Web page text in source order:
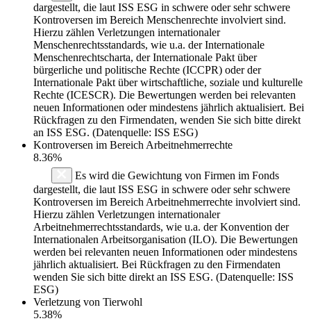
dargestellt, die laut ISS ESG in schwere oder sehr schwere
Kontroversen im Bereich Menschenrechte involviert sind.
Hierzu zählen Verletzungen internationaler
Menschenrechtsstandards, wie u.a. der Internationale
Menschenrechtscharta, der Internationale Pakt über
bürgerliche und politische Rechte (ICCPR) oder der
Internationale Pakt über wirtschaftliche, soziale und kulturelle
Rechte (ICESCR). Die Bewertungen werden bei relevanten
neuen Informationen oder mindestens jährlich aktualisiert. Bei
Rückfragen zu den Firmendaten, wenden Sie sich bitte direkt
an ISS ESG. (Datenquelle: ISS ESG)
Kontroversen im Bereich Arbeitnehmerrechte
8.36%
Es wird die Gewichtung von Firmen im Fonds
dargestellt, die laut ISS ESG in schwere oder sehr schwere
Kontroversen im Bereich Arbeitnehmerrechte involviert sind.
Hierzu zählen Verletzungen internationaler
Arbeitnehmerrechtsstandards, wie u.a. der Konvention der
Internationalen Arbeitsorganisation (ILO). Die Bewertungen
werden bei relevanten neuen Informationen oder mindestens
jährlich aktualisiert. Bei Rückfragen zu den Firmendaten
wenden Sie sich bitte direkt an ISS ESG. (Datenquelle: ISS
ESG)
Verletzung von Tierwohl
5.38%